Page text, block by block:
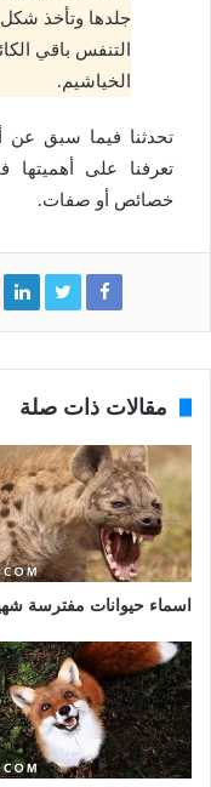
جلدها وتأخذ شكل
التنفس باقي
الخياشيم.
تحدثنا فيما سبق عن
تعرفنا على أهميتها
خصائص أو صفات.
مقالات ذات صلة
اسماء حيوانات مفترسة